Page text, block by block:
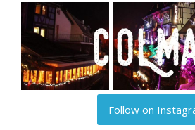
Follow on